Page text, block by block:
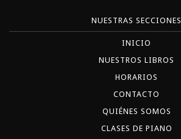
NUESTRAS SECCIONES
INICIO
NUESTROS LIBROS
HORARIOS
CONTACTO
QUIÉNES SOMOS
CLASES DE PIANO